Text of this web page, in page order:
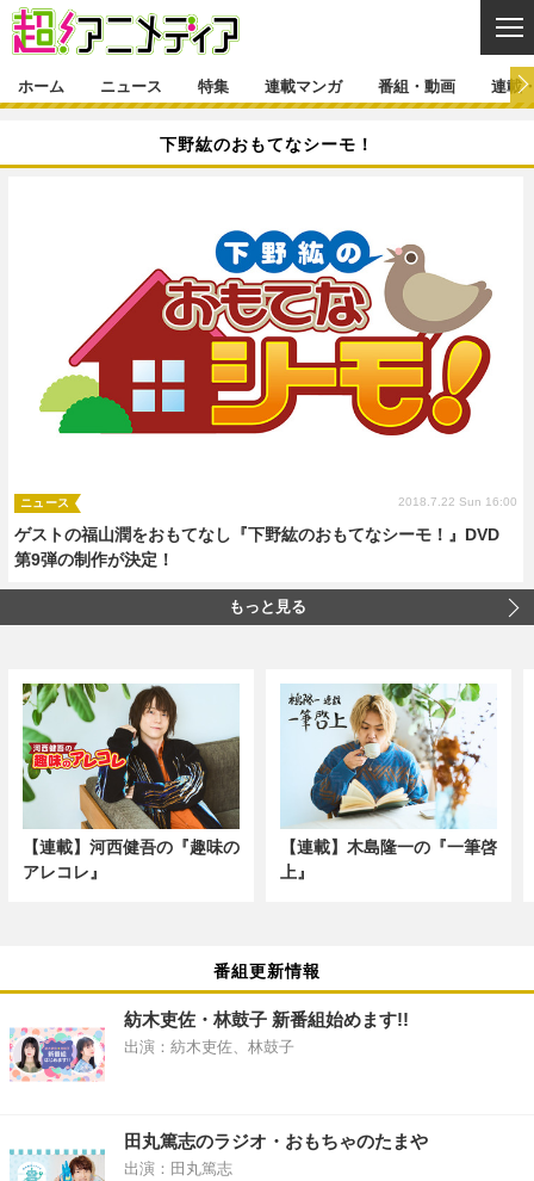
映画 音楽
グッズ イベント
コスプレ
舞台 新帝スタ
インタビュー レポート
ラキりす
連載マンガ一覧 連載一覧
番組・動画一覧 ラジオ
動画
連載・ブログ
連載・ブログ一覧 コラム
編集部ブログ・お知らせ
ホーム ニュース 特集 連載マンガ 番組・動画 連載
下野紘のおもてなシーモ！
ゲストの福山潤をおもてなし『下野紘のおもてなシーモ！』DVD
第9弾の制作が決定！
ニュース 2018.7.22 Sun 16:00
もっと見る
【連載】河西健吾の『趣味の
アレコレ』
【連載】木島隆一の『一筆啓
上』
番組更新情報
紡木吏佐・林鼓子 新番組始めます!!
出演：紡木吏佐、林鼓子
田丸篤志のラジオ・おもちゃのたまや
出演：田丸篤志